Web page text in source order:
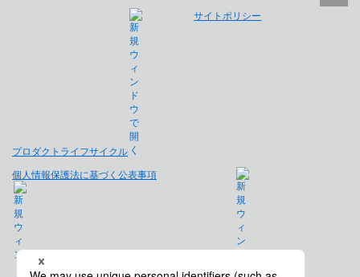
プロダクトライフサイクル
サイトポリシー
個人情報保護法に基づく公表事項